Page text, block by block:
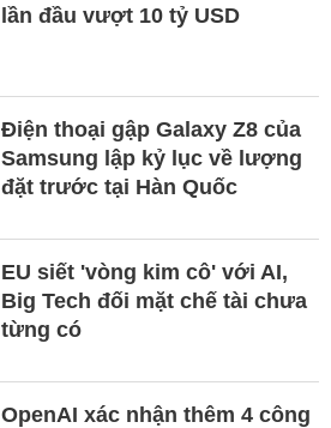
lần đầu vượt 10 tỷ USD
Điện thoại gập Galaxy Z8 của
Samsung lập kỷ lục về lượng
đặt trước tại Hàn Quốc
EU siết 'vòng kim cô' với AI,
Big Tech đối mặt chế tài chưa
từng có
OpenAI xác nhận thêm 4 công